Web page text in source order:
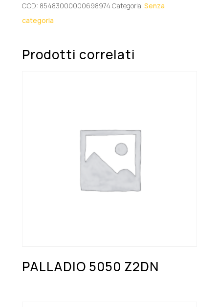
COD: 85483000000698974 Categoria: Senza
categoria
Prodotti correlati
PALLADIO 5050 Z2DN